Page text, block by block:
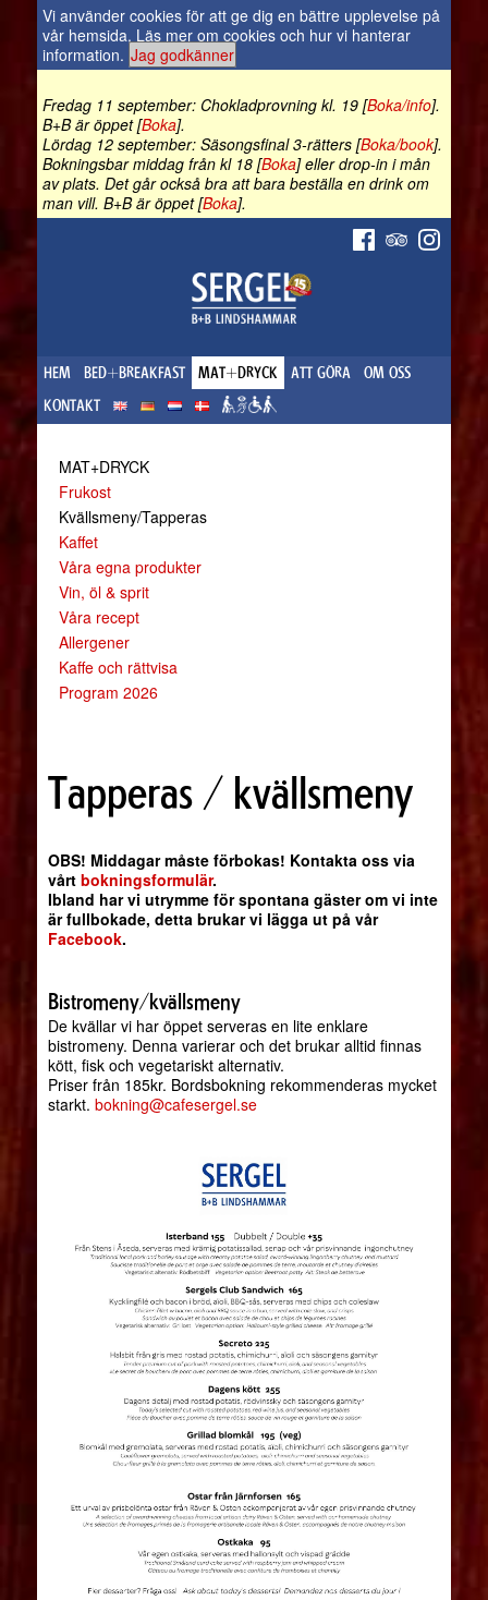
Vi använder cookies för att ge dig en bättre upplevelse på
vår hemsida. Läs mer om cookies och hur vi hanterar
information. Jag godkänner
Fredag 11 september: Chokladprovning kl. 19 [Boka/info].
B+B är öppet [Boka].
Lördag 12 september: Säsongsfinal 3-rätters [Boka/book].
Bokningsbar middag från kl 18 [Boka] eller drop-in i mån
av plats. Det går också bra att bara beställa en drink om
man vill. B+B är öppet [Boka].
HEM BED+BREAKFAST MAT+DRYCK ATT GÖRA
OM OSS
KONTAKT
MAT+DRYCK
Frukost
Kvällsmeny/Tapperas
Kaffet
Våra egna produkter
Vin, öl & sprit
Våra recept
Allergener
Kaffe och rättvisa
Program 2026
Tapperas / kvällsmeny
OBS! Middagar måste förbokas! Kontakta oss via
vårt bokningsformulär.
Ibland har vi utrymme för spontana gäster om vi inte
är fullbokade, detta brukar vi lägga ut på vår
Facebook.
Bistromeny/kvällsmeny
De kvällar vi har öppet serveras en lite enklare
bistromeny. Denna varierar och det brukar alltid finnas
kött, fisk och vegetariskt alternativ.
Priser från 185kr. Bordsbokning rekommenderas mycket
starkt. bokning@cafesergel.se